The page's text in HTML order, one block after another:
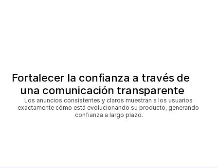
Fortalecer la confianza a través de
una comunicación transparente
Los anuncios consistentes y claros muestran a los usuarios
exactamente cómo está evolucionando su producto, generando
confianza a largo plazo.